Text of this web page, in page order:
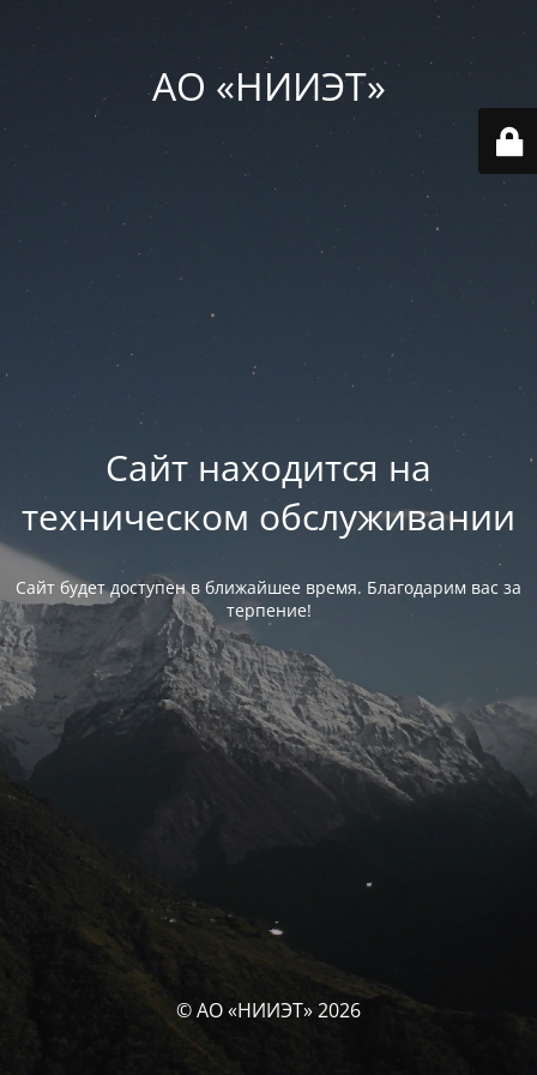
АО «НИИЭТ»
Сайт находится на
техническом обслуживании
Сайт будет доступен в ближайшее время. Благодарим вас за
терпение!
© АО «НИИЭТ» 2026